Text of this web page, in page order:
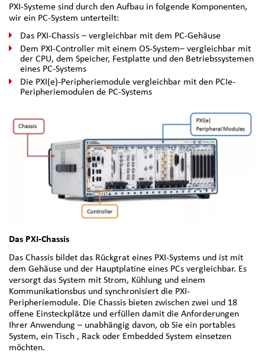
PXI-Systeme sind durch den Aufbau in folgende Komponenten,
wir ein PC-System unterteilt:
Das PXI-Chassis – vergleichbar mit dem PC-Gehäuse
Dem PXI-Controller mit einem OS-System– vergleichbar mit
der CPU, dem Speicher, Festplatte und den Betriebssystemen
eines PC-Systems
Die PXI(e)-Peripheriemodule vergleichbar mit den PCIe-
Peripheriemodulen de PC-Systems
Das PXI-Chassis
Das Chassis bildet das Rückgrat eines PXI-Systems und ist mit
dem Gehäuse und der Hauptplatine eines PCs vergleichbar. Es
versorgt das System mit Strom, Kühlung und einem
Kommunikationsbus und synchronisiert die PXI-
Peripheriemodule. Die Chassis bieten zwischen zwei und 18
offene Einsteckplätze und erfüllen damit die Anforderungen
Ihrer Anwendung – unabhängig davon, ob Sie ein portables
System, ein Tisch , Rack oder Embedded System einsetzen
möchten.